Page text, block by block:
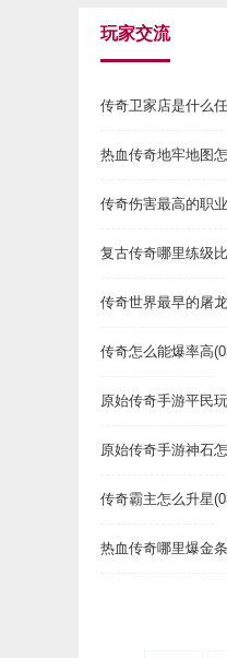
玩家交流
传奇卫家店是什么
热血传奇地牢地图
传奇伤害最高的职
复古传奇哪里练级
传奇世界最早的屠
传奇怎么能爆率高
原始传奇手游平民
原始传奇手游神石
传奇霸主怎么升星
热血传奇哪里爆金条